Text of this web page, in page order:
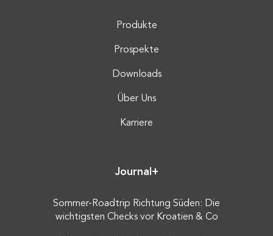
Produkte
Prospekte
Downloads
Über Uns
Karriere
Journal+
Sommer-Roadtrip Richtung Süden: Die
wichtigsten Checks vor Kroatien & Co